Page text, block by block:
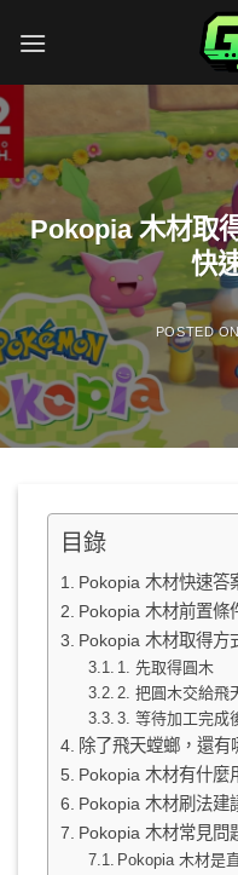
Pokopia 木材取
快
POSTED
目錄
Pokopia 木材快速答
Pokopia 木材前置條
Pokopia 木材取得方
1. 先取得圓木
2. 把圓木交給飛
3. 等待加工完成
除了飛天螳螂，還有
Pokopia 木材有什麼
Pokopia 木材刷法建
Pokopia 木材常見問
Pokopia 木材是